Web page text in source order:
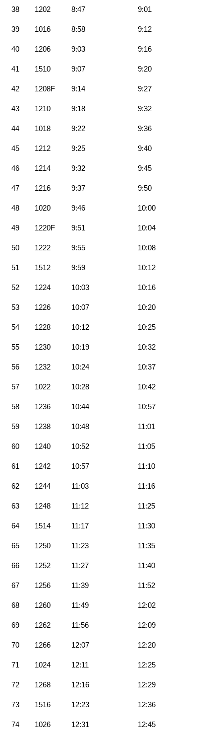
38 1202 8:47 9:01
39 1016 8:58 9:12
40 1206 9:03 9:16
41 1510 9:07 9:20
42 1208F 9:14 9:27
43 1210 9:18 9:32
44 1018 9:22 9:36
45 1212 9:25 9:40
46 1214 9:32 9:45
47 1216 9:37 9:50
48 1020 9:46 10:00
49 1220F 9:51 10:04
50 1222 9:55 10:08
51 1512 9:59 10:12
52 1224 10:03 10:16
53 1226 10:07 10:20
54 1228 10:12 10:25
55 1230 10:19 10:32
56 1232 10:24 10:37
57 1022 10:28 10:42
58 1236 10:44 10:57
59 1238 10:48 11:01
60 1240 10:52 11:05
61 1242 10:57 11:10
62 1244 11:03 11:16
63 1248 11:12 11:25
64 1514 11:17 11:30
65 1250 11:23 11:35
66 1252 11:27 11:40
67 1256 11:39 11:52
68 1260 11:49 12:02
69 1262 11:56 12:09
70 1266 12:07 12:20
71 1024 12:11 12:25
72 1268 12:16 12:29
73 1516 12:23 12:36
74 1026 12:31 12:45